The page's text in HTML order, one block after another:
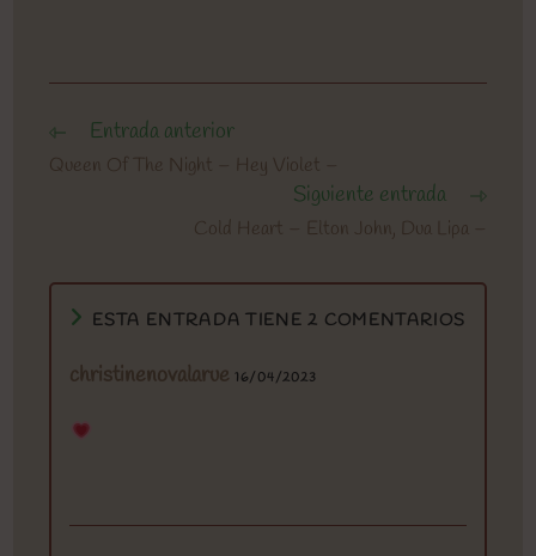
Leer
artículos
Entrada anterior
Queen Of The Night – Hey Violet –
Siguiente entrada
Cold Heart – Elton John, Dua Lipa –
ESTA ENTRADA TIENE 2 COMENTARIOS
christinenovalarue 16/04/2023